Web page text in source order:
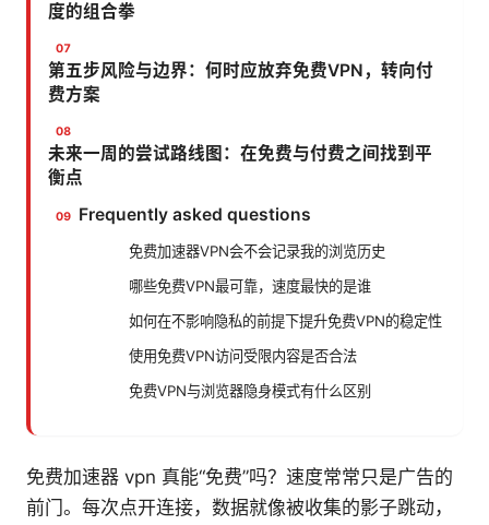
度的组合拳
第五步风险与边界：何时应放弃免费VPN，转向付
费方案
未来一周的尝试路线图：在免费与付费之间找到平
衡点
Frequently asked questions
免费加速器VPN会不会记录我的浏览历史
哪些免费VPN最可靠，速度最快的是谁
如何在不影响隐私的前提下提升免费VPN的稳定性
使用免费VPN访问受限内容是否合法
免费VPN与浏览器隐身模式有什么区别
免费加速器 vpn 真能“免费”吗？速度常常只是广告的
前门。每次点开连接，数据就像被收集的影子跳动，